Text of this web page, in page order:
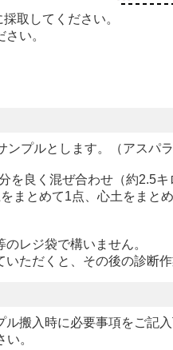
取してください。
い。
プルとします。（アスパ
を良く混ぜ合わせ（約2.5
まとめて1点、心土をま
レジ袋で構いません。
ただくと、その後の診断作
搬入時に必要事項をご記入
。